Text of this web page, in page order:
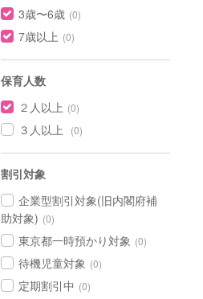
3歳〜6歳 (0)
7歳以上 (0)
保育人数
２人以上 (0)
３人以上 (0)
割引対象
企業型割引対象(旧内閣府補
助対象) (0)
東京都一時預かり対象 (0)
待機児童対象 (0)
定期割引中 (0)